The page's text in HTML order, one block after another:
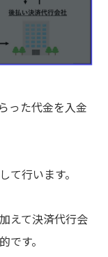
った代金を入金
て行います。
えて決済代行会
です。